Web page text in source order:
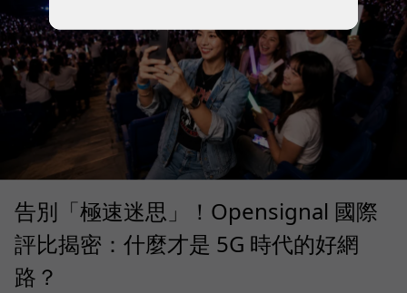
告別「極速迷思」！Opensignal 國際
評比揭密：什麼才是 5G 時代的好網
路？